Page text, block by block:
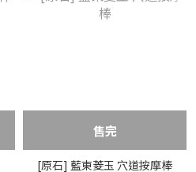
售完
[原石] 藍東菱玉 穴道按摩棒